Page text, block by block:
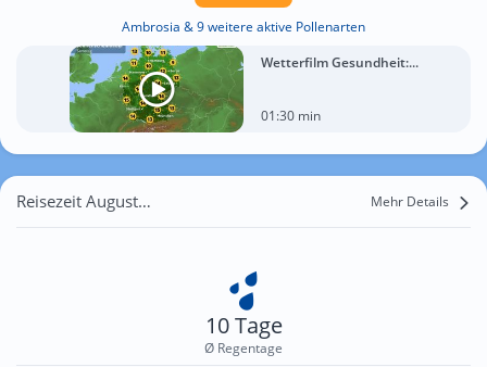
Ambrosia & 9 weitere aktive Pollenarten
Wetterfilm Gesundheit:...
01:30 min
Reisezeit August für Sepp Mehr Details
10 Tage
Ø Regentage